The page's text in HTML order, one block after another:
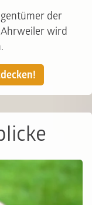
der
Ahrweiler wird